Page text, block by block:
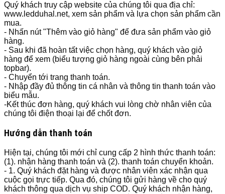
Quý khách truy cập website của chúng tôi qua địa chỉ:
www.ledduhal.net, xem sản phẩm và lựa chọn sản phẩm cần
mua.
- Nhấn nút "Thêm vào giỏ hàng" để đưa sản phẩm vào giỏ
hàng.
- Sau khi đã hoàn tất việc chọn hàng, quý khách vào giỏ
hàng để xem (biểu tượng giỏ hàng ngoài cùng bên phải
topbar).
- Chuyển tới trang thanh toán.
- Nhập đầy đủ thông tin cá nhân và thông tin thanh toán vào
biểu mẫu.
-Kết thúc đơn hàng, quý khách vui lòng chờ nhân viên của
chúng tôi điện thoại lại để chốt đơn.
Hướng dẫn thanh toán
Hiện tại, chúng tôi mới chỉ cung cấp 2 hình thức thanh toán:
(1). nhận hàng thanh toán và (2). thanh toán chuyển khoản.
- 1. Quý khách đặt hàng và được nhân viên xác nhận qua
cuộc gọi trực tiếp. Qua đó, chúng tôi gửi hàng về cho quý
khách thông qua dịch vụ ship COD. Quý khách nhận hàng,